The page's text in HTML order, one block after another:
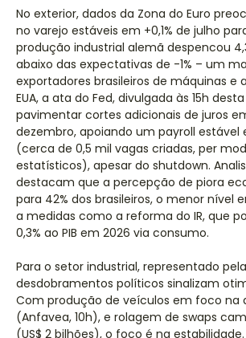
No exterior, dados da Zona do Euro
no varejo estáveis em +0,1% de julho
produção industrial alemã despencou
abaixo das expectativas de -1% – um
exportadores brasileiros de máquinas e
EUA, a ata do Fed, divulgada às 15h
pavimentar cortes adicionais de juros
dezembro, apoiando um payroll estável
(cerca de 0,5 mil vagas criadas, per
estatísticos), apesar do shutdown.
destacam que a percepção de piora
para 42% dos brasileiros, o menor nível
a medidas como a reforma do IR, que
0,3% ao PIB em 2026 via consumo.
Para o setor industrial, representado pela
desdobramentos políticos sinalizam
Com produção de veículos em foco na
(Anfavea, 10h), e rolagem de swaps
(US$ 2 bilhões), o foco é na